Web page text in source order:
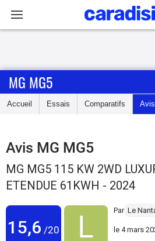
Accueil
Essais
Guide
d'achat
MG MG5
Accueil Essais Comparatifs Avis
Avis MG MG5
MG MG5 115 KW 2WD
ETENDUE 61KWH - 2024
15,6 /20
Par Le
le 4 mars